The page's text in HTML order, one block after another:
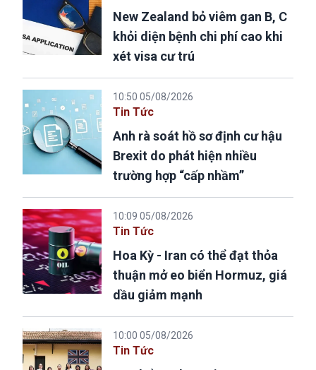
New Zealand bỏ viêm gan B, C
khỏi diện bệnh chi phí cao khi
xét visa cư trú
10:50 05/08/2026
Tin Tức
Anh rà soát hồ sơ định cư hậu
Brexit do phát hiện nhiều
trường hợp “cấp nhầm”
10:09 05/08/2026
Tin Tức
Hoa Kỳ - Iran có thể đạt thỏa
thuận mở eo biển Hormuz, giá
dầu giảm mạnh
10:00 05/08/2026
Tin Tức